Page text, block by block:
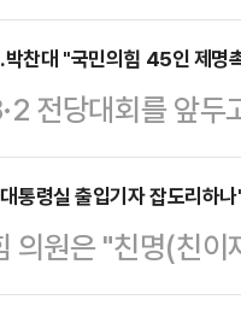
…
"후보교체 과정
당시 (대통령) 권
국민과 당원들에
리 당의 진실이
위원장은 12일 오
감사를 받은 뒤
은 국민들과 당원
생각해서 요청하
는 여러 부정적인
…
찬대 "국민의힘 45인 제명
전당대회를 앞
원 간의 이른바 '
심판 청구에 이어
당대표 후보인
"윤석열 내란 사
통령실 출입기자 잡도리하
의원은 "친명(친
이냐"라고 일갈했